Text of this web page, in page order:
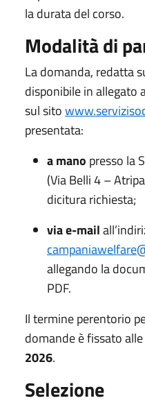
la durata del corso.
Modalità di
La domanda, redatta
disponibile in allegato
sul sito
presentata:
a mano presso la
(Via Belli 4 –
dicitura richiesta;
via e-mail
allegando la
PDF.
Il termine perentorio
domande è fissato alle
2026.
Selezione